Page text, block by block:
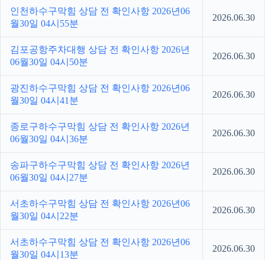
인천하수구막힘 상담 전 확인사항 2026년06
월30일 04시55분
2026.06.30
김포공항주차대행 상담 전 확인사항 2026년
06월30일 04시50분
2026.06.30
광진하수구막힘 상담 전 확인사항 2026년06
월30일 04시41분
2026.06.30
종로구하수구막힘 상담 전 확인사항 2026년
06월30일 04시36분
2026.06.30
송파구하수구막힘 상담 전 확인사항 2026년
06월30일 04시27분
2026.06.30
서초하수구막힘 상담 전 확인사항 2026년06
월30일 04시22분
2026.06.30
서초하수구막힘 상담 전 확인사항 2026년06
월30일 04시13분
2026.06.30